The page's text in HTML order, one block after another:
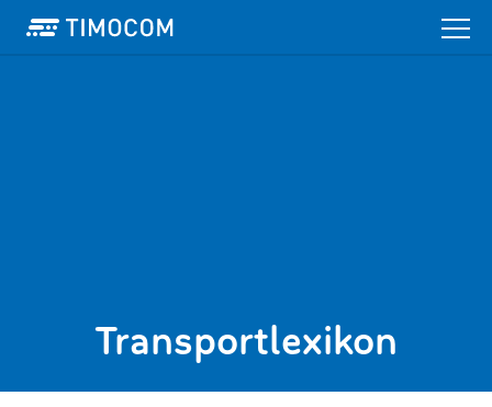
Transportlexikon